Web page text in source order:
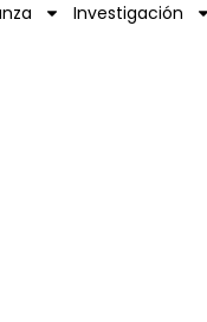
Investigación